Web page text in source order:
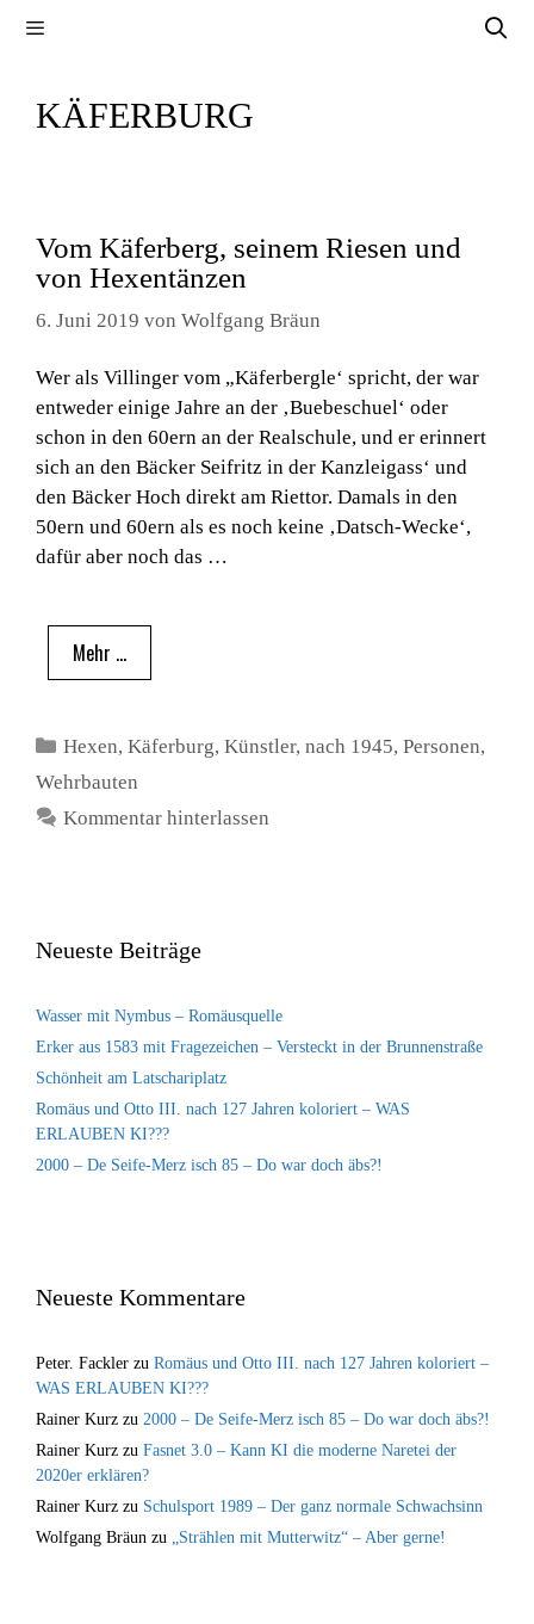
KÄFERBURG
Vom Käferberg, seinem Riesen und
von Hexentänzen
6. Juni 2019 von Wolfgang Bräun
Wer als Villinger vom „Käferbergle‘ spricht, der war
entweder einige Jahre an der ‚Buebeschuel‘ oder
schon in den 60ern an der Realschule, und er erinnert
sich an den Bäcker Seifritz in der Kanzleigass‘ und
den Bäcker Hoch direkt am Riettor. Damals in den
50ern und 60ern als es noch keine ‚Datsch-Wecke‘,
dafür aber noch das …
Mehr …
Kategorien
Hexen,Käferburg,Künstler,nach 1945,Personen,
Wehrbauten
Kommentar hinterlassen
Neueste Beiträge
Wasser mit Nymbus – Romäusquelle
Erker aus 1583 mit Fragezeichen – Versteckt in der Brunnenstraße
Schönheit am Latschariplatz
Romäus und Otto III. nach 127 Jahren koloriert – WAS
ERLAUBEN KI???
2000 – De Seife-Merz isch 85 – Do war doch äbs?!
Neueste Kommentare
Peter. Fackler zu Romäus und Otto III. nach 127 Jahren koloriert –
WAS ERLAUBEN KI???
Rainer Kurz zu 2000 – De Seife-Merz isch 85 – Do war doch äbs?!
Rainer Kurz zu Fasnet 3.0 – Kann KI die moderne Naretei der
2020er erklären?
Rainer Kurz zu Schulsport 1989 – Der ganz normale Schwachsinn
Wolfgang Bräun zu „Strählen mit Mutterwitz“ – Aber gerne!